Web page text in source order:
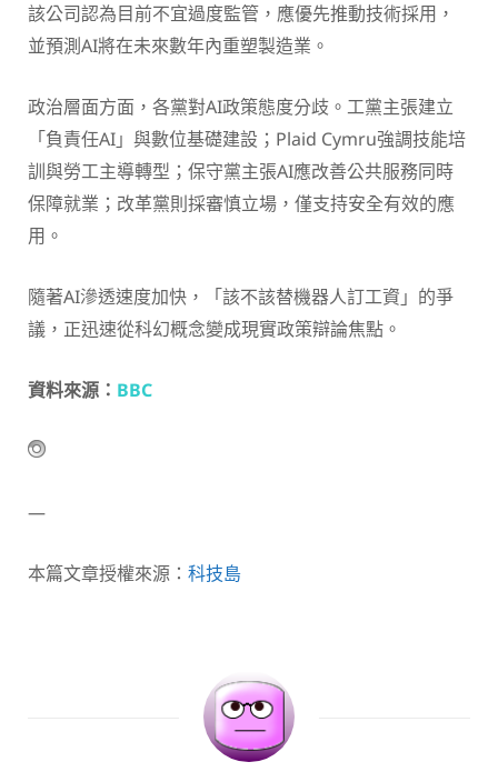
該公司認為目前不宜過度監管，應優先推動技術採用，
並預測AI將在未來數年內重塑製造業。
政治層面方面，各黨對AI政策態度分歧。工黨主張建立
「負責任AI」與數位基礎建設；Plaid Cymru強調技能培
訓與勞工主導轉型；保守黨主張AI應改善公共服務同時
保障就業；改革黨則採審慎立場，僅支持安全有效的應
用。
隨著AI滲透速度加快，「該不該替機器人訂工資」的爭
議，正迅速從科幻概念變成現實政策辯論焦點。
資料來源： BBC
—
本篇文章授權來源： 科技島